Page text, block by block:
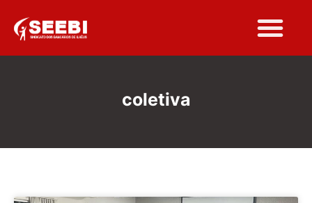
coletiva